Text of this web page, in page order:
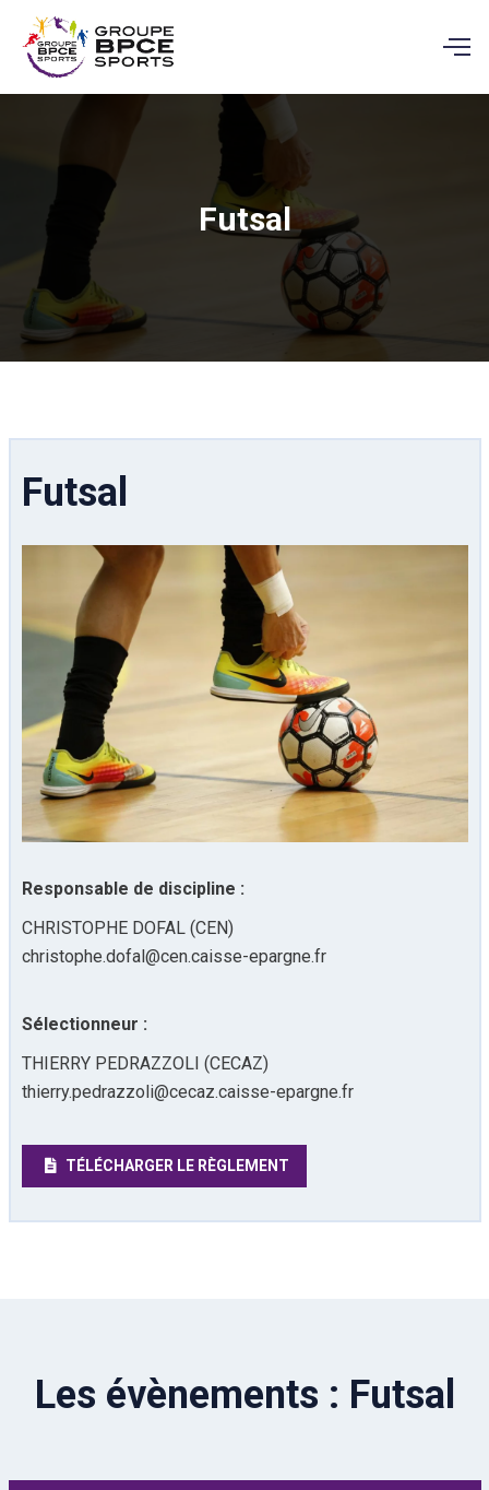
Futsal
Futsal
Responsable de discipline :
CHRISTOPHE DOFAL (CEN)
christophe.dofal@cen.caisse-epargne.fr
Sélectionneur :
THIERRY PEDRAZZOLI (CECAZ)
thierry.pedrazzoli@cecaz.caisse-epargne.fr
TÉLÉCHARGER LE RÈGLEMENT
Les évènements : Futsal